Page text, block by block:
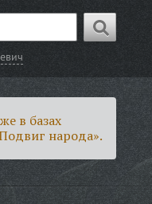
в базах
народа».